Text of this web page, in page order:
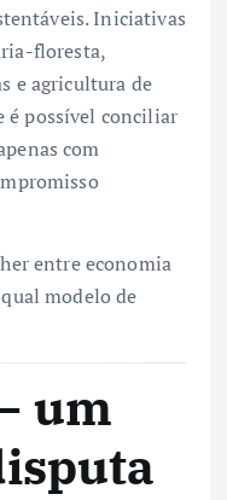
Iniciativas
floresta,
e agricultura de
é possível conciliar
com
entre economia
modelo de
um